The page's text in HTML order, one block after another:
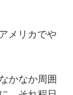
メリカでや
かなか周囲